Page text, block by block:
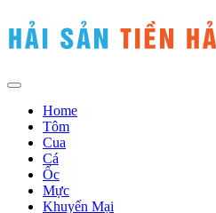
Home
Tôm
Cua
Cá
Ốc
Mực
Khuyến Mại